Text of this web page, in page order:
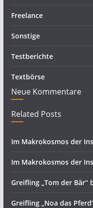
Freelance
Sonstige
Testberichte
Textbörse
Neue Kommentare
Related Posts
Im Makrokosmos der
Im Makrokosmos der
Greifling „Tom der Bär“
Greifling „Noa das